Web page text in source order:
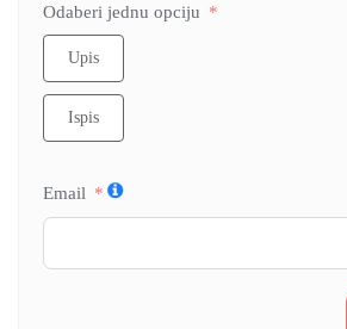
Odaberi jednu opciju
Upis
Ispis
Email